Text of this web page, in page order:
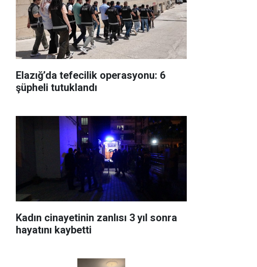
Elazığ’da tefecilik operasyonu: 6
şüpheli tutuklandı
Kadın cinayetinin zanlısı 3 yıl sonra
hayatını kaybetti